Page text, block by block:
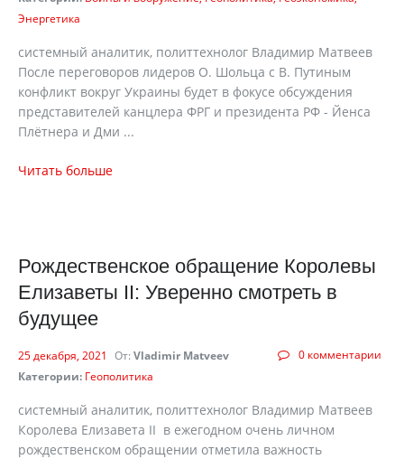
Энергетика
системный аналитик, политтехнолог Владимир Матвеев
После переговоров лидеров О. Шольца с В. Путиным
конфликт вокруг Украины будет в фокусе обсуждения
представителей канцлера ФРГ и президента РФ - Йенса
Плётнера и Дми ...
Читать больше
Рождественское обращение Королевы
Елизаветы II: Уверенно смотреть в
будущее
0 комментарии
25 декабря, 2021 От: Vladimir Matveev
Категории: Геополитика
системный аналитик, политтехнолог Владимир Матвеев
Королева Елизавета II в ежегодном очень личном
рождественском обращении отметила важность